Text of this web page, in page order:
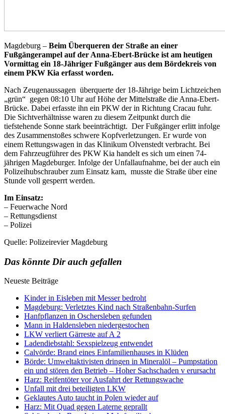
Magdeburg – Beim Überqueren der Straße an einer
Fußgängerampel auf der Anna-Ebert-Brücke ist am heutigen
Vormittag ein 18-Jähriger Fußgänger aus dem Bördekreis von
einem PKW Kia erfasst worden.
Nach Zeugenaussagen überquerte der 18-Jährige beim Lichtzeichen
„grün“ gegen 08:10 Uhr auf Höhe der Mittelstraße die Anna-Ebert-
Brücke. Dabei erfasste ihn ein PKW der in Richtung Cracau fuhr.
Die Sichtverhältnisse waren zu diesem Zeitpunkt durch die
tiefstehende Sonne stark beeinträchtigt. Der Fußgänger erlitt infolge
des Zusammenstoßes schwere Kopfverletzungen. Er wurde von
einem Rettungswagen in das Klinikum Olvenstedt verbracht. Bei
dem Fahrzeugführer des PKW Kia handelt es sich um einen 74-
jährigen Magdeburger. Infolge der Unfallaufnahme, bei der auch ein
Polizeihubschrauber zum Einsatz kam, musste die Straße über eine
Stunde voll gesperrt werden.
Im Einsatz:
– Feuerwache Nord
– Rettungsdienst
– Polizei
Quelle: Polizeirevier Magdeburg
Das könnte Dir auch gefallen
Neueste Beiträge
Kinder in Eisleben mit Messer bedroht
Magdeburg: Verletztes Kind nach Straßenbahn-Surfen
Hanfpflanzen in Oschersleben gefunden
Mann in Haldensleben niedergestochen
LKW verliert Gärreste auf A 2
Ladendiebstahl: Sexspielzeug entwendet
Calvörde: Brand eines Einfamilienhauses in Klüden
Börde: Umweltaktivisten dringen in Mineralöl – Pumpstation
ein und stören den Betrieb – Hoher Sachschaden v erursacht
Harz: Reifentöter vor Ausfahrt der Rettungswache
Unfall mit drei beteiligten LKW
Geklautes Auto taucht in Polen wieder auf
Harz: Mit Quad gegen Laterne geprallt